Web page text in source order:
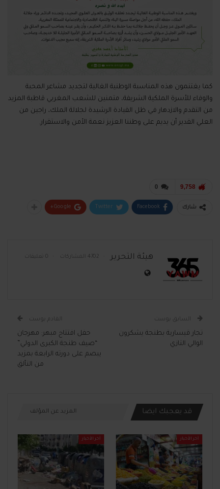
كما يغتنمون هذه المناسبة الوطنية الغالية لتجديد مشاعر المحبة
والوفاء للأسرة الملكية الشريفة، متمنين للشعب المغربي قاطبة المزيد
من التقدم والازدهار في ظل القيادة الرشيدة لجلالة الملك، راجين من
العلي القدير أن يديم على وطننا العزيز نعمة الأمن والاستقرار.
0 9,758
شارك Facebook
Twitter
Google+
هيئة التحرير 4702 المشاركات 0 تعليقات
السابق بوست
تجار قيسارية بطنجة يشكرون
الوالي التازي
القادم بوست
حفل افتتاح مبهر: مهرجان
“صيف طنجة الكبرى الدولي”
يبصم على دورته الرابعة بمزيد
من التألق
قد يعجبك ايضا المزيد عن المؤلف
آخر الأخبار آخر الأخبار